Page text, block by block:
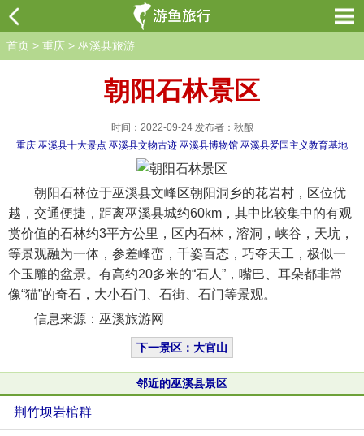
首页 > 重庆 > 巫溪县旅游
朝阳石林景区
时间：2022-09-24 发布者：秋酿
重庆 巫溪县十大景点 巫溪县文物古迹 巫溪县博物馆 巫溪县爱国主义教育基地
朝阳石林位于巫溪县文峰区朝阳洞乡的花岩村，区位优
越，交通便捷，距离巫溪县城约60km，其中比较集中的有观
赏价值的石林约3平方公里，区内石林，溶洞，峡谷，天坑，
等景观融为一体，参差峰峦，千姿百态，巧夺天工，极似一
个玉雕的盆景。有高约20多米的“石人”，嘴巴、耳朵都非常
像“猫”的奇石，大小石门、石街、石门等景观。
信息来源：巫溪旅游网
下一景区：大官山
邻近的巫溪县景区
荆竹坝岩棺群